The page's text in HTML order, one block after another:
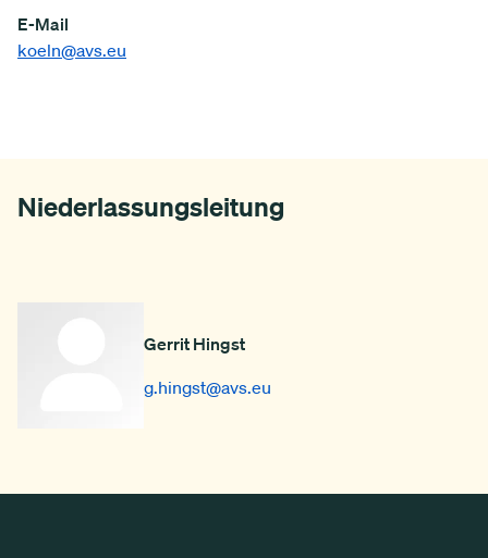
E-Mail
koeln@avs.eu
Niederlassungsleitung
Gerrit Hingst
g.hingst@avs.eu